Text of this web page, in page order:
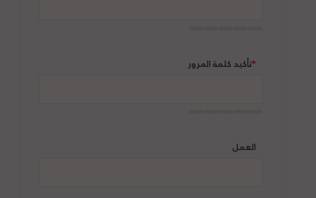
*تأكيد كلمة المرور
العمل